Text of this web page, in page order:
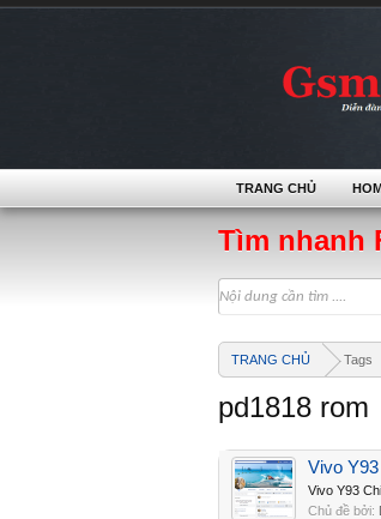
Tìm nhanh
TRANG CHỦ Tags
pd1818 rom
Vivo
Vivo Y93
Chủ đề bởi:
TRANG CHỦ